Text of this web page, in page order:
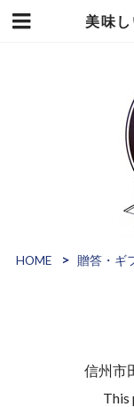
HOME 贈答・ギ
信州市
This